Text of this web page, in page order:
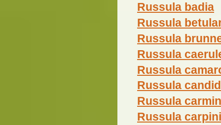
Russula badia
Russula
Russula
Russula
Russula
Russula
Russula
Russula carpini